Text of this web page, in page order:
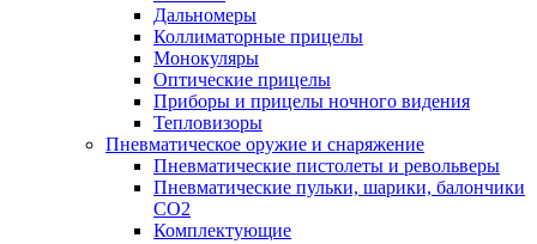
Дальномеры
Коллиматорные прицелы
Монокуляры
Оптические прицелы
Приборы и прицелы ночного видения
Тепловизоры
Пневматическое оружие и снаряжение
Пневматические пистолеты и револьверы
Пневматические пульки, шарики, балончики
CO2
Комплектующие